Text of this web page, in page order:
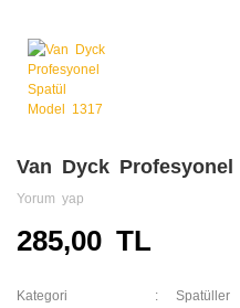
Van Dyck
Yorum yap
285,00 TL
Kategori Spatüller